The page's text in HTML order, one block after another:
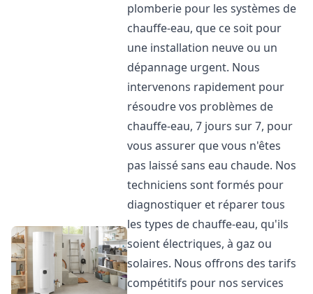
plomberie pour les systèmes de
chauffe-eau, que ce soit pour
une installation neuve ou un
dépannage urgent. Nous
intervenons rapidement pour
résoudre vos problèmes de
chauffe-eau, 7 jours sur 7, pour
vous assurer que vous n'êtes
pas laissé sans eau chaude. Nos
techniciens sont formés pour
diagnostiquer et réparer tous
les types de chauffe-eau, qu'ils
soient électriques, à gaz ou
solaires. Nous offrons des tarifs
compétitifs pour nos services